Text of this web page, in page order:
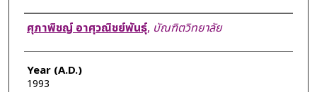
Author
ศุภาพิชญ์ อาศุวณิชย์พันธุ์, บัณฑิตวิทยาลัย
Year (A.D.)
1993